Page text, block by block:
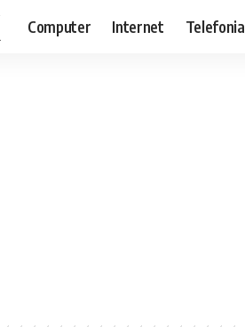
Computer Internet Telefonia